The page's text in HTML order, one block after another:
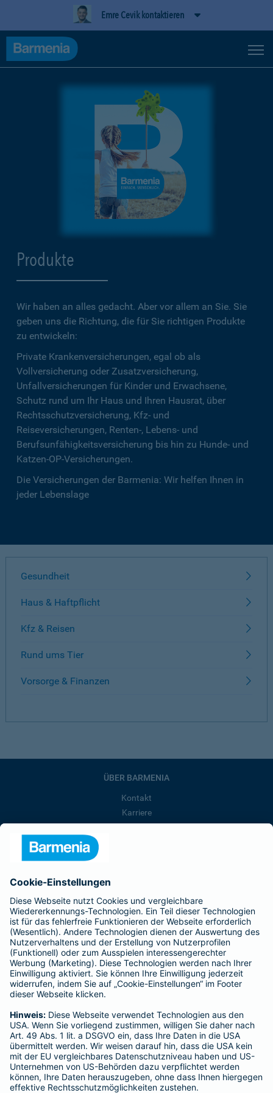
Emre Cevik kontaktieren
Produkte
Wir haben an alles gedacht. Aber vor allem an Sie. Sie
geben uns die Richtung, die für Sie richtigen Produkte
zu entwickeln:
Private Krankenversicherungen, egal ob als
Vollversicherung oder Zusatzversicherung,
Unfallversicherungen für Kinder und Erwachsene,
Schutz rund um Ihr Haus und Ihren Hausrat, über
Rechtsschutzversicherung, Kfz- und
Reiseversicherungen, Renten-, Lebens- und
Berufsunfähigkeitsversicherung bis hin zu Hunde- und
Katzen-OP-Versicherungen.
Die Versicherungen der Barmenia: Wir helfen Ihnen in
jeder Lebenslage
Gesundheit
Haus & Haftpflicht
Kfz & Reisen
Rund ums Tier
Vorsorge & Finanzen
ÜBER BARMENIA
Kontakt
Karriere
Barmenia ist Teil der BarmeniaGothaer
BELIEBTE SEITEN
Kranken-Zusatzversicherung
Tierversicherungen
Haftpflichtversicherung
Hausratversicherung
Adresse ändern
Schaden melden
Kilometerstandsmeldung
Serviceübersicht